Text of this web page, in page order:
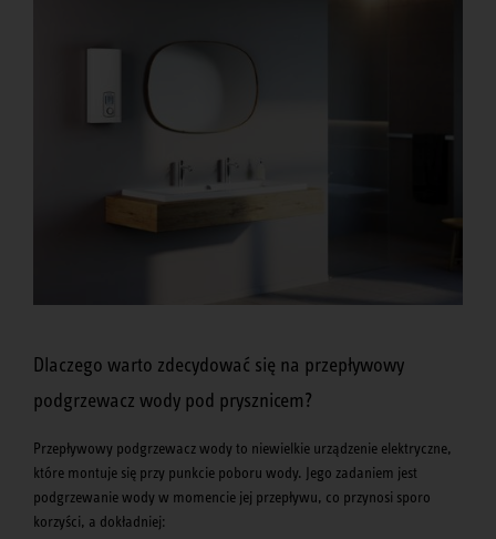
Dlaczego warto zdecydować się na przepływowy
podgrzewacz wody pod prysznicem?
Przepływowy podgrzewacz wody to niewielkie urządzenie elektryczne,
które montuje się przy punkcie poboru wody. Jego zadaniem jest
podgrzewanie wody w momencie jej przepływu, co przynosi sporo
korzyści, a dokładniej: